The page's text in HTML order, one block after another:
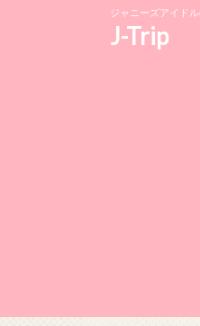
ジャニーズアイド
J-Trip